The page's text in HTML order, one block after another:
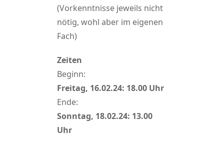
(Vorkenntnisse jeweils nicht
nötig, wohl aber im eigenen
Fach)
Zeiten
Beginn:
Freitag, 16.02.24: 18.00 Uhr
Ende:
Sonntag, 18.02.24: 13.00
Uhr